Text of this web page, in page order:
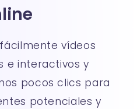
vídeos
e interactivos y
pocos clics para
potenciales y